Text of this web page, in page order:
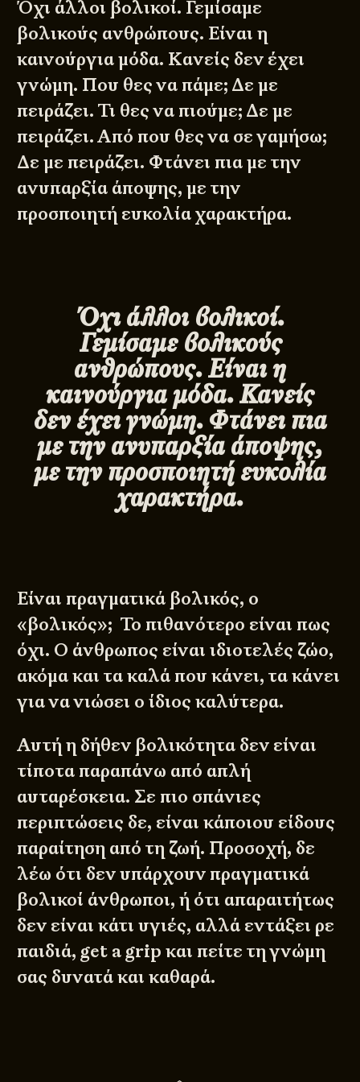
Όχι άλλοι βολικοί. Γεμίσαμε
βολικούς ανθρώπους. Είναι η
καινούργια μόδα. Κανείς δεν έχει
γνώμη. Που θες να πάμε; Δε με
πειράζει. Τι θες να πιούμε; Δε με
πειράζει. Από που θες να σε γαμήσω;
Δε με πειράζει. Φτάνει πια με την
ανυπαρξία άποψης, με την
προσποιητή ευκολία χαρακτήρα.
Όχι άλλοι βολικοί.
Γεμίσαμε βολικούς
ανθρώπους. Είναι η
καινούργια μόδα. Κανείς
δεν έχει γνώμη. Φτάνει πια
με την ανυπαρξία άποψης,
με την προσποιητή ευκολία
χαρακτήρα.
Είναι πραγματικά βολικός, ο
«βολικός»; Το πιθανότερο είναι πως
όχι. Ο άνθρωπος είναι ιδιοτελές ζώο,
ακόμα και τα καλά που κάνει, τα κάνει
για να νιώσει ο ίδιος καλύτερα.
Αυτή η δήθεν βολικότητα δεν είναι
τίποτα παραπάνω από απλή
αυταρέσκεια. Σε πιο σπάνιες
περιπτώσεις δε, είναι κάποιου είδους
παραίτηση από τη ζωή. Προσοχή, δε
λέω ότι δεν υπάρχουν πραγματικά
βολικοί άνθρωποι, ή ότι απαραιτήτως
δεν είναι κάτι υγιές, αλλά εντάξει ρε
παιδιά, get a grip και πείτε τη γνώμη
σας δυνατά και καθαρά.